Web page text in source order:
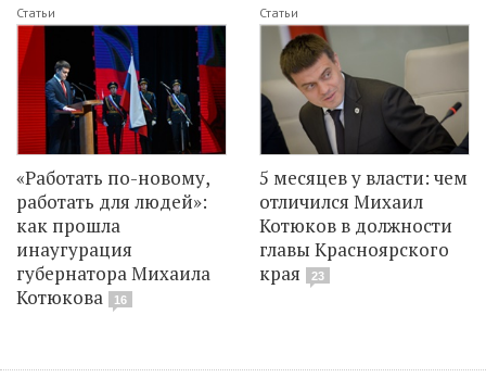
Статьи
«Работать по-новому,
работать для людей»:
как прошла
инаугурация
губернатора Михаила
Котюкова
16
Статьи
5 месяцев у власти: чем
отличился Михаил
Котюков в должности
главы Красноярского
края
23